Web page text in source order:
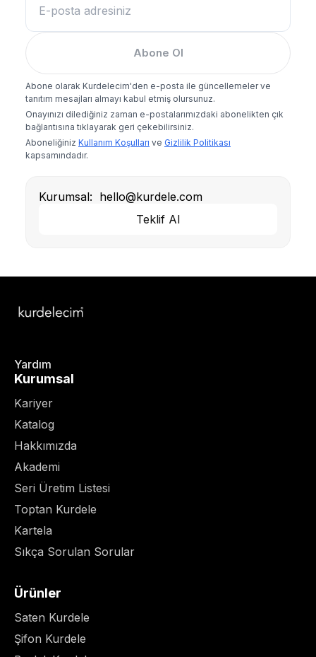
Abone Ol
Abone olarak Kurdelecim'den e-posta ile güncellemeler ve
tanıtım mesajları almayı kabul etmiş olursunuz.
Onayınızı dilediğiniz zaman e-postalarımızdaki abonelikten çık
bağlantısına tıklayarak geri çekebilirsiniz.
Aboneliğiniz Kullanım Koşulları ve Gizlilik Politikası
kapsamındadır.
Kurumsal: hello@kurdele.com
Teklif Al
Yardım
Kurumsal
Kariyer
Katalog
Hakkımızda
Akademi
Seri Üretim Listesi
Toptan Kurdele
Kartela
Sıkça Sorulan Sorular
Ürünler
Saten Kurdele
Şifon Kurdele